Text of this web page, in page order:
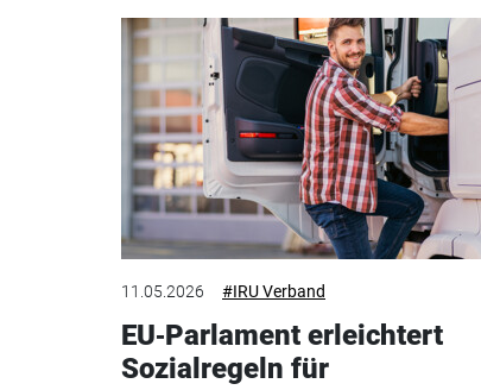
11.05.2026 #IRU Verband
EU‑Parlament erleichtert
Sozialregeln für